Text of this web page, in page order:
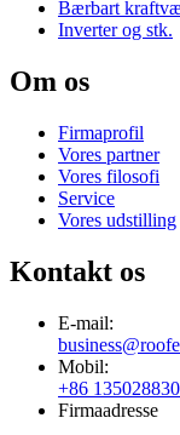
Bærbart
Inverter og stk.
Om os
Firmaprofil
Vores partner
Vores filosofi
Service
Vores udstilling
Kontakt os
E-mail:
Mobil:
+86
Firmaadresse